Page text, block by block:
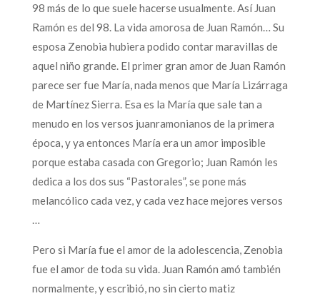
98 más de lo que suele hacerse usualmente. Así Juan
Ramón es del 98. La vida amorosa de Juan Ramón… Su
esposa Zenobia hubiera podido contar maravillas de
aquel niño grande. El primer gran amor de Juan Ramón
parece ser fue María, nada menos que María Lizárraga
de Martínez Sierra. Esa es la María que sale tan a
menudo en los versos juanramonianos de la primera
época, y ya entonces María era un amor imposible
porque estaba casada con Gregorio; Juan Ramón les
dedica a los dos sus “Pastorales”, se pone más
melancólico cada vez, y cada vez hace mejores versos
…
Pero si María fue el amor de la adolescencia, Zenobia
fue el amor de toda su vida. Juan Ramón amó también
normalmente, y escribió, no sin cierto matiz